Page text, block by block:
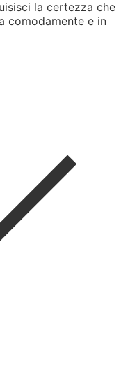
la certezza che
comodamente e in